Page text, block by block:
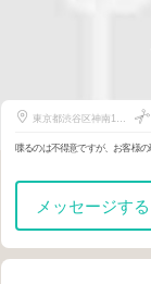
東京都渋谷区神南1丁
喋るのは不得意ですが、お客様
メッセージする